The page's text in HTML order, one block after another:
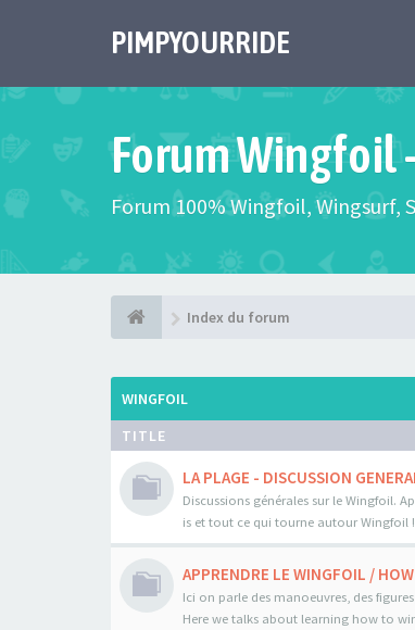
PIMPYOURRIDE
Forum Wingfoil
Forum 100% Wingfoil, Wingsurf,
Index du forum
WINGFOIL
TITLE
LA PLAGE - DISCUSSION
Discussions générales sur le Wingfoil.
is et tout ce qui tourne autour Wingfoil !
APPRENDRE LE WINGFOIL /
Ici on parle des manoeuvres, des
Here we talks about learning how to